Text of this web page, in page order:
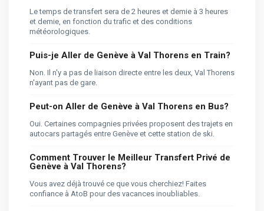
Le temps de transfert sera de 2 heures et demie à 3 heures
et demie, en fonction du trafic et des conditions
météorologiques.
Puis-je Aller de Genève à Val Thorens en Train?
Non. Il n'y a pas de liaison directe entre les deux, Val Thorens
n'ayant pas de gare.
Peut-on Aller de Genève à Val Thorens en Bus?
Oui. Certaines compagnies privées proposent des trajets en
autocars partagés entre Genève et cette station de ski.
Comment Trouver le Meilleur Transfert Privé de
Genève à Val Thorens?
Vous avez déjà trouvé ce que vous cherchiez! Faites
confiance à AtoB pour des vacances inoubliables.